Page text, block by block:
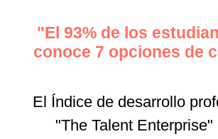
"El 93% de los
conoce 7 opciones de
El Índice de desarrollo
"The Talent Enterprise"